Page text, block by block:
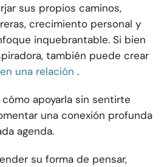
sus propios caminos,
crecimiento personal y
inquebrantable. Si bien
también puede crear
una relación .
apoyarla sin sentirte
una conexión profunda
agenda.
su forma de pensar,